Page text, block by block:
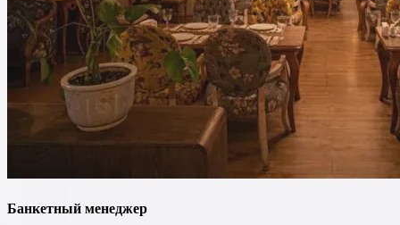
Банкетный менеджер